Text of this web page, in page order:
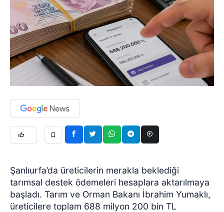
Şanlıurfa’da üreticilerin merakla beklediği
tarımsal destek ödemeleri hesaplara aktarılmaya
başladı. Tarım ve Orman Bakanı İbrahim Yumaklı,
üreticilere toplam 688 milyon 200 bin TL